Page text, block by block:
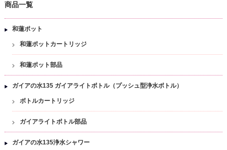
商品一覧
和蓮ポット
和蓮ポットカートリッジ
和蓮ポット部品
ガイアの水135 ガイアライトボトル（プッシュ型浄水ボトル）
ボトルカートリッジ
ガイアライトボトル部品
ガイアの水135浄水シャワー